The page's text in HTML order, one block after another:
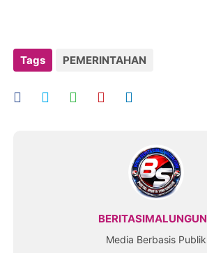
Tags PEMERINTAHAN
BERITASIMALUNGUN
Media Berbasis Publik